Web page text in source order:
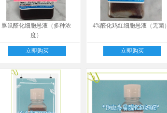
豚鼠醛化细胞悬液（多种浓
度）
立即购买
4%醛化鸡红细胞悬液（无菌）
立即购买